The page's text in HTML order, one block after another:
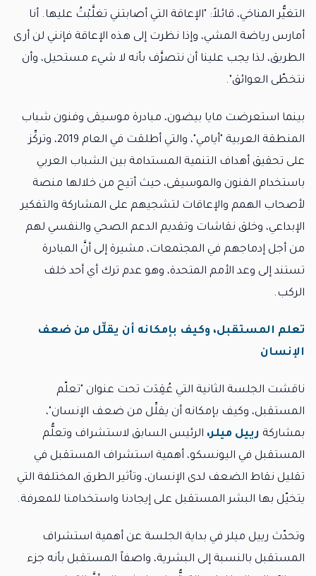
التغيُّر المناخي، قائلاً: "الإعاقة التي أصابتني تغلَّبْتُ عليها. أنا
أمارس رياضة المشي، وإذا نظرت إلى هذه الإعاقة فإنني لن أرى
الطريق، لذا يجب علينا أن نتصرَّف بأنه لا شيء مستحيل، وأن
نتخطّى العوائق".
بينما استعرضت مايا بيضون، مبادرة موسيقى وفنون شباب
المنطقة العربية "أيامي"، والتي أطلقت في العام 2019، وتركِّز
على تحقيق أهداف التنمية المستدامة بين الشباب العربي
باستخدام الفنون والموسيقى، حيث أتيح من خلالها منصة
لأصحاب الهمم والإعاقات لتشجيهم على المشاركة والتفكير
الإبداعي، وخلق نقاشات وتقديم الدعم الصحي والنفسي لهم
من أجل إدماجهم في المجتمعات، مشيرة إلى أنَّ المبادرة
تستند إلى وعد الأمم المتحدة، وهو عدم ترك أي أحد خلف
الركب.
تعلم المستقبل، وكيف بإمكانه أن يقلِّل من ضعف
الإنسان
ناقشت الجلسة الثانية التي عُقِدَت تحت عنوان "تعلّم
المستقبل، وكيف بإمكانه أن يقلِّل من ضعف الإنسان"،
بمشاركة رييل ميلر، الرئيس السابق لاستشراف وتعلُّم
المستقبل في اليونسكو، أهمية استشراف المستقبل في
تقليل نقاط الضعف لدى الإنسان، وتأثير الطرق المختلفة التي
يتخيّل بها البشر المستقبل على إيجادنا واستخدامنا للمعرفة.
وتحدّث رييل ميلر في بداية الجلسة عن أهمية استشراف
المستقبل بالنسبة إلى البشرية، واصفاً المستقبل بأنه جزء